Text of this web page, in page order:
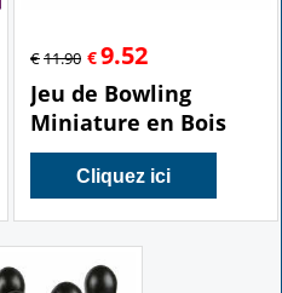
€11.90 €9.52
Jeu de Bowling
Miniature en Bois
Cliquez ici